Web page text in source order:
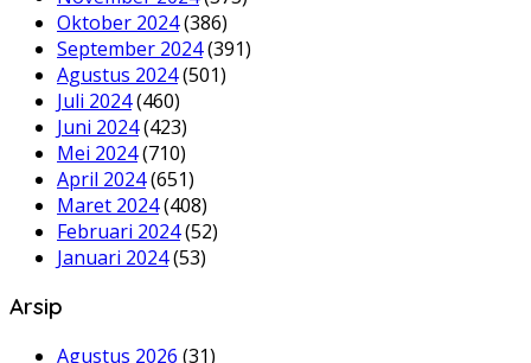
Oktober 2024(386)
September 2024(391)
Agustus 2024(501)
Juli 2024(460)
Juni 2024(423)
Mei 2024(710)
April 2024(651)
Maret 2024(408)
Februari 2024(52)
Januari 2024(53)
Arsip
Agustus 2026 (31)